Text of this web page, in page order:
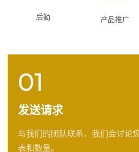
后勤 产品推广
01
发送请求
与我们的团队联系，我们会讨论
表和数量。